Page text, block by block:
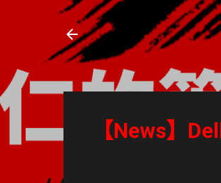
凍仁的筆記
- https://note.drx.tw
【News】